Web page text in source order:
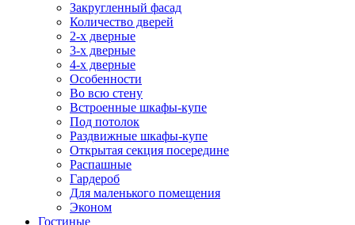
Закругленный фасад
Количество дверей
2-х дверные
3-х дверные
4-х дверные
Особенности
Во всю стену
Встроенные шкафы-купе
Под потолок
Раздвижные шкафы-купе
Открытая секция посередине
Распашные
Гардероб
Для маленького помещения
Эконом
Гостиные